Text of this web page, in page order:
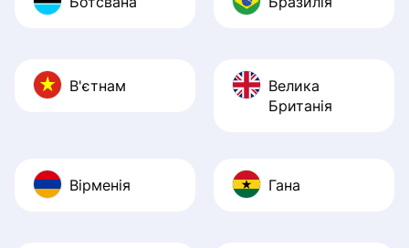
В'єтнам
Велика
Британія
Вірменія Гана